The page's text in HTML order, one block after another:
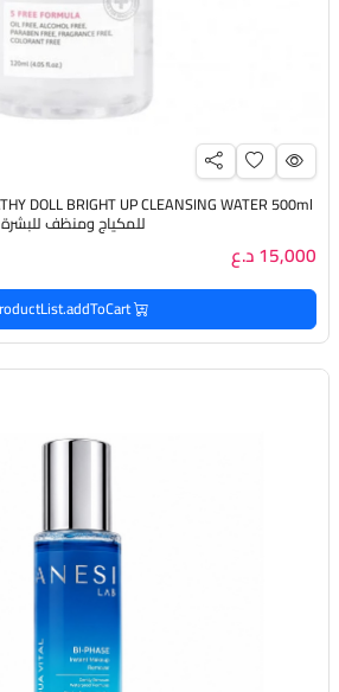
للمكياج ومنظف للبشرة
15,000 د.ع
productList.addToCart